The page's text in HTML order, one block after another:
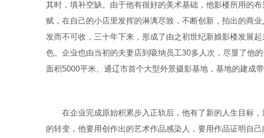
其时，填补空缺。由于他有很好的美术基础，他影楼所用的
赋，在自己的小店里发挥的淋漓尽致，不断创新，拍出的商
发而不可收，三十年下来，形成了由之初世纪新娘影楼发展
色。企业也由当初的夫妻店到吸纳员工30多人次，尽显了他
面积5000平米、通辽市首个大型外景摄影基地，基地的建成
在企业完成原始积累步入正轨后，他有了新的人生目标
的转变，他要用创作出的艺术作品感染人，要用作品证明自